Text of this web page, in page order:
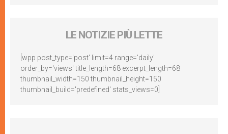
LE NOTIZIE PIÙ LETTE
[wpp post_type='post' limit=4 range='daily'
order_by='views' title_length=68 excerpt_length=68
thumbnail_width=150 thumbnail_height=150
thumbnail_build='predefined' stats_views=0]